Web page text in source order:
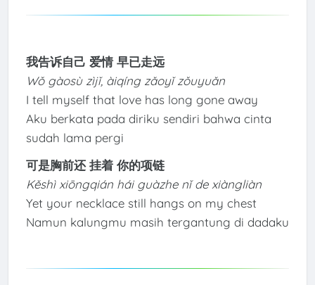
我告诉自己 爱情 早已走远
Wǒ gàosù zìjǐ, àiqíng zǎoyǐ zǒuyuǎn
I tell myself that love has long gone away
Aku berkata pada diriku sendiri bahwa cinta
sudah lama pergi
可是胸前还 挂着 你的项链
Kěshì xiōngqián hái guàzhe nǐ de xiàngliàn
Yet your necklace still hangs on my chest
Namun kalungmu masih tergantung di dadaku